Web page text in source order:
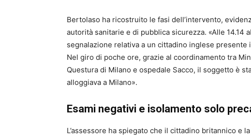
Bertolaso ha ricostruito le fasi dell’intervento,
autorità sanitarie e di pubblica sicurezza. «Alle 14.14
segnalazione relativa a un cittadino inglese
Nel giro di poche ore, grazie al coordinamento tra
Questura di Milano e ospedale Sacco, il soggetto è
alloggiava a Milano».
Esami negativi e isolamento solo
L’assessore ha spiegato che il cittadino britannico e